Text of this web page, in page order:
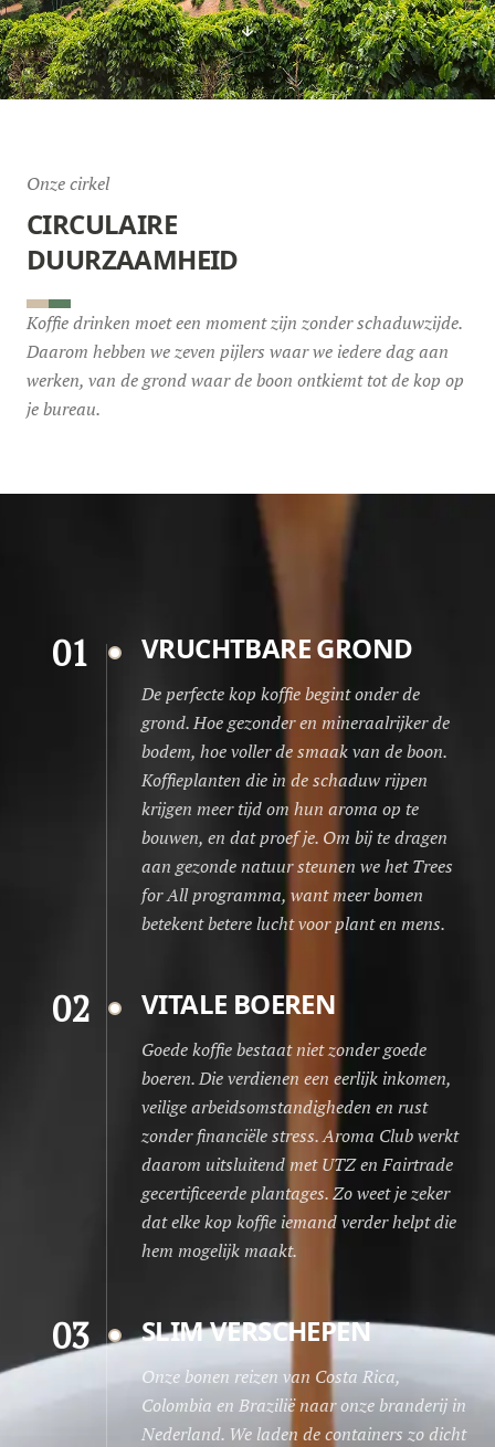
Onze cirkel
CIRCULAIRE
DUURZAAMHEID
Koffie drinken moet een moment zijn zonder schaduwzijde.
Daarom hebben we zeven pijlers waar we iedere dag aan
werken, van de grond waar de boon ontkiemt tot de kop op
je bureau.
01 VRUCHTBARE GROND
De perfecte kop koffie begint onder de
grond. Hoe gezonder en mineraalrijker de
bodem, hoe voller de smaak van de boon.
Koffieplanten die in de schaduw rijpen
krijgen meer tijd om hun aroma op te
bouwen, en dat proef je. Om bij te dragen
aan gezonde natuur steunen we het Trees
for All programma, want meer bomen
betekent betere lucht voor plant en mens.
02 VITALE BOEREN
Goede koffie bestaat niet zonder goede
boeren. Die verdienen een eerlijk inkomen,
veilige arbeidsomstandigheden en rust
zonder financiële stress. Aroma Club werkt
daarom uitsluitend met UTZ en Fairtrade
gecertificeerde plantages. Zo weet je zeker
dat elke kop koffie iemand verder helpt die
hem mogelijk maakt.
03 SLIM VERSCHEPEN
Onze bonen reizen van Costa Rica,
Colombia en Brazilië naar onze branderij in
Nederland. We laden de containers zo dicht